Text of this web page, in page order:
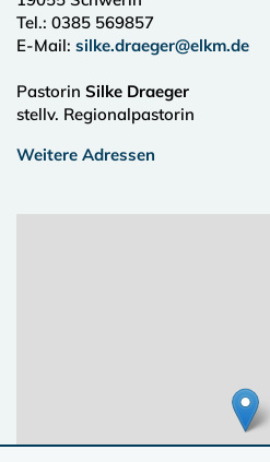
Tel.: 0385 569857
E-Mail: silke.draeger@elkm.de
Pastorin Silke Draeger
stellv. Regionalpastorin
Weitere Adressen